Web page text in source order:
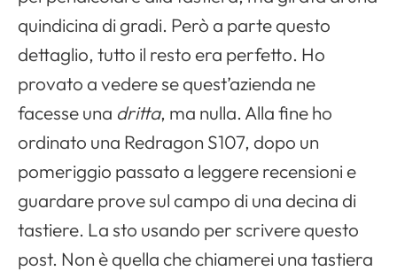
quindicina di gradi. Però a parte questo
dettaglio, tutto il resto era perfetto. Ho
provato a vedere se quest’azienda ne
facesse una dritta, ma nulla. Alla fine ho
ordinato una Redragon S107, dopo un
pomeriggio passato a leggere recensioni e
guardare prove sul campo di una decina di
tastiere. La sto usando per scrivere questo
post. Non è quella che chiamerei una tastiera